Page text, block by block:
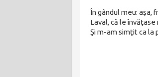
În gândul meu: aşa,
Laval, că le
Şi m-am simţit ca la